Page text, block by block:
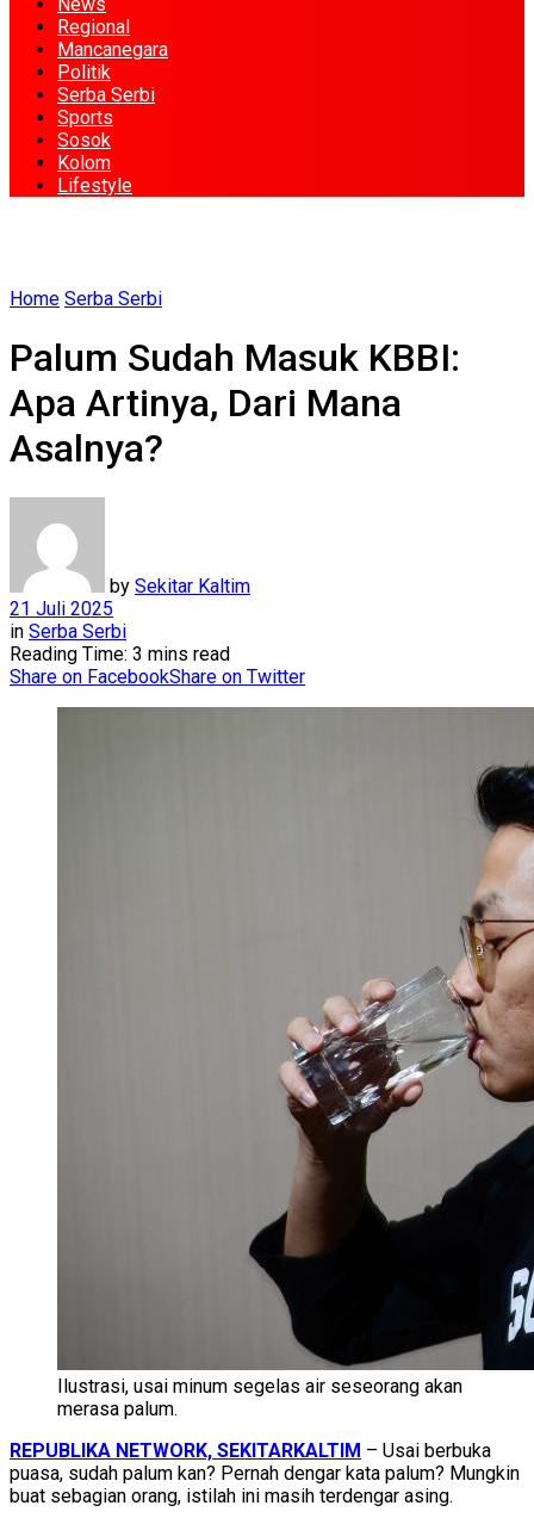
Regional
Mancanegara
Politik
Serba Serbi
Sports
Sosok
Kolom
Lifestyle
Home Serba Serbi
Palum Sudah Masuk KBBI:
Apa Artinya, Dari Mana
Asalnya?
by Sekitar Kaltim
21 Juli 2025
in Serba Serbi
Reading Time: 3 mins read
Share on FacebookShare on Twitter
Ilustrasi, usai minum segelas air seseorang akan
merasa palum.
REPUBLIKA NETWORK, SEKITARKALTIM – Usai berbuka
puasa, sudah palum kan? Pernah dengar kata palum? Mungkin
buat sebagian orang, istilah ini masih terdengar asing.